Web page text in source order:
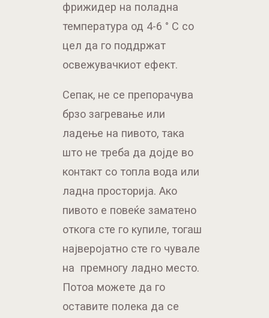
фрижидер на поладна
температура од 4-6 ° C со
цел да го поддржат
освежувачкиот ефект.
Сепак, не се препорачува
брзо загревање или
ладење на пивото, така
што не треба да дојде во
контакт со топла вода или
ладна просторија. Ако
пивото е повеќе заматено
откога сте го купиле, тогаш
најверојатно сте го чувале
на премногу ладно место.
Потоа можете да го
оставите полека да се